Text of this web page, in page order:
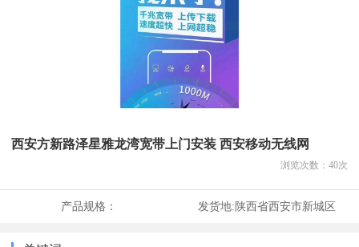
西安方新路泽星雅龙湾宽带上门安装 西安移动无线网
浏览次数： 40次
产品规格： 发货地:陕西省西安市新城区